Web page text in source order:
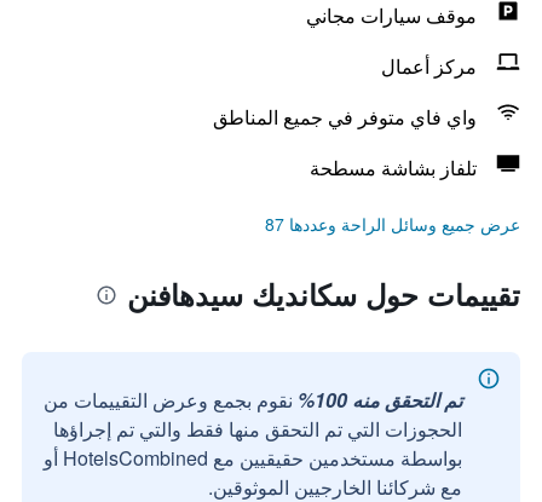
موقف سيارات مجاني
مركز أعمال
واي فاي متوفر في جميع المناطق
تلفاز بشاشة مسطحة
عرض جميع وسائل الراحة وعددها 87
تقييمات حول سكانديك سيدهافنن
تم التحقق منه 100%
نقوم بجمع وعرض التقييمات من
الحجوزات التي تم التحقق منها فقط والتي تم إجراؤها
بواسطة مستخدمين حقيقيين مع HotelsCombined أو
مع شركائنا الخارجيين الموثوقين.